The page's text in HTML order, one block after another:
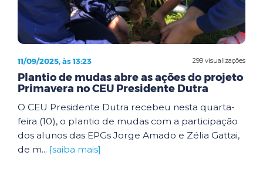
299 visualizações
11/09/2025, às 13:23
Plantio de mudas abre as ações do projeto
Primavera no CEU Presidente Dutra
O CEU Presidente Dutra recebeu nesta quarta-
feira (10), o plantio de mudas com a participação
dos alunos das EPGs Jorge Amado e Zélia Gattai,
de m... [saiba mais]